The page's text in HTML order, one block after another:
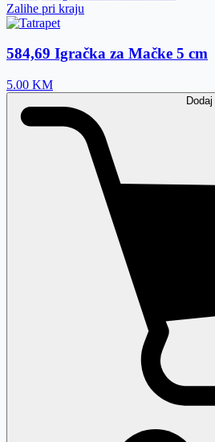
Zalihe pri kraju
584,69 Igračka za Mačke 5 cm
5.00 KM
Dodaj